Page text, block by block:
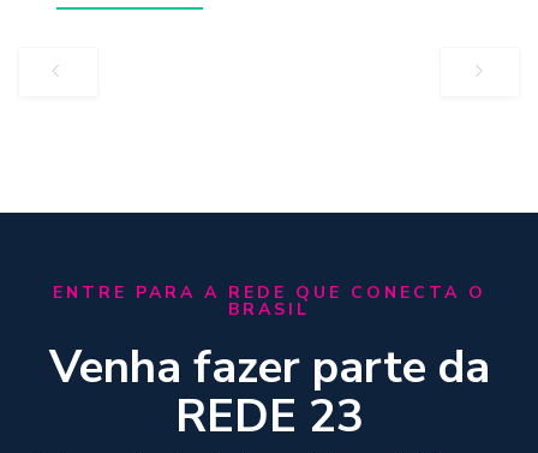
ENTRE PARA A REDE QUE CONECTA O
BRASIL
Venha fazer parte da
REDE 23